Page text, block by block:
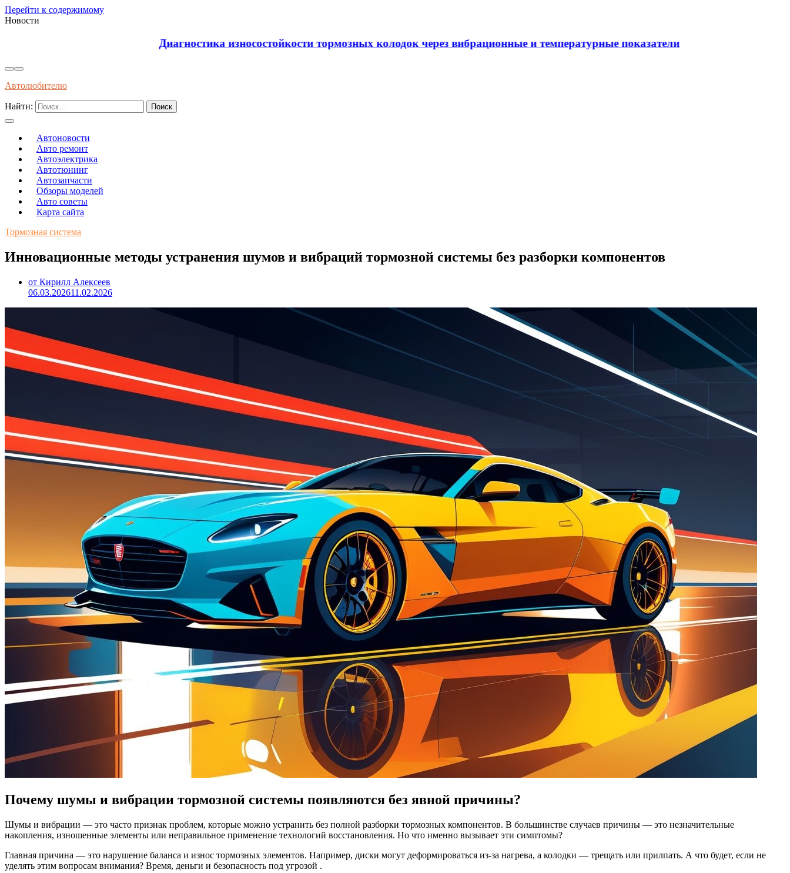
Перейти к содержимому
Новости
Диагностика износостойкости тормозных колодок через вибрационные и температурные показатели
Автолюбителю
Найти:
Автоновости
Авто ремонт
Автоэлектрика
Автотюнинг
Автозапчасти
Обзоры моделей
Авто советы
Карта сайта
Тормозная система
Инновационные методы устранения шумов и вибраций тормозной системы без разборки компонентов
от Кирилл Алексеев
06.03.202611.02.2026
Почему шумы и вибрации тормозной системы появляются без явной причины?
Шумы и вибрации — это часто признак проблем, которые можно устранить без полной разборки тормозных компонентов. В большинстве случаев причины — это незначительные
накопления, изношенные элементы или неправильное применение технологий восстановления. Но что именно вызывает эти симптомы?
Главная причина — это нарушение баланса и износ тормозных элементов. Например, диски могут деформироваться из-за нагрева, а колодки — трещать или прилпать. А что будет, если не
уделять этим вопросам внимания? Время, деньги и безопасность под угрозой .